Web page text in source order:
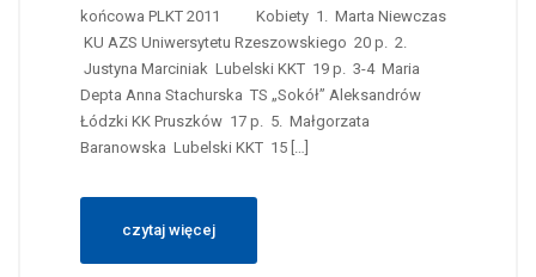
końcowa PLKT 2011 Kobiety 1. Marta Niewczas
KU AZS Uniwersytetu Rzeszowskiego 20 p. 2.
Justyna Marciniak Lubelski KKT 19 p. 3-4 Maria
Depta Anna Stachurska TS „Sokół” Aleksandrów
Łódzki KK Pruszków 17 p. 5. Małgorzata
Baranowska Lubelski KKT 15 […]
czytaj więcej